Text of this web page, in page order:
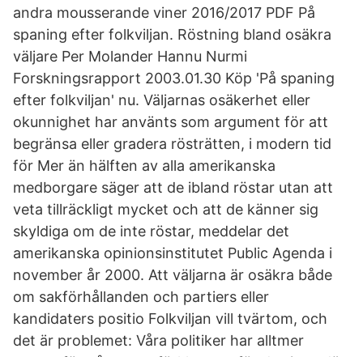
andra mousserande viner 2016/2017 PDF På
spaning efter folkviljan. Röstning bland osäkra
väljare Per Molander Hannu Nurmi
Forskningsrapport 2003.01.30 Köp 'På spaning
efter folkviljan' nu. Väljarnas osäkerhet eller
okunnighet har använts som argument för att
begränsa eller gradera rösträtten, i modern tid
för Mer än hälften av alla amerikanska
medborgare säger att de ibland röstar utan att
veta tillräckligt mycket och att de känner sig
skyldiga om de inte röstar, meddelar det
amerikanska opinionsinstitutet Public Agenda i
november år 2000. Att väljarna är osäkra både
om sakförhållanden och partiers eller
kandidaters positio Folkviljan vill tvärtom, och
det är problemet: Våra politiker har alltmer